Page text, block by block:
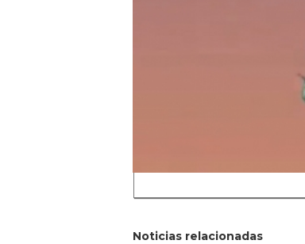
Noticias relacionadas